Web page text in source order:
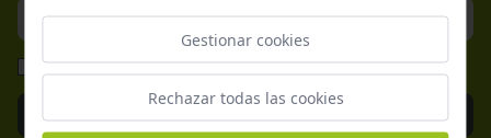
He leído y acepto la
Gestionar cookies
Rechazar todas las cookies